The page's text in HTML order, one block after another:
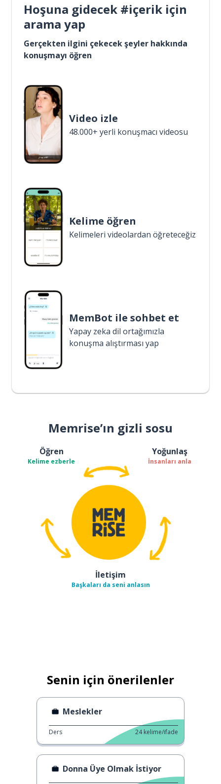
Hoşuna gidecek #içerik için
arama yap
Gerçekten ilgini çekecek şeyler hakkında
konuşmayı öğren
Video izle
48.000+ yerli konuşmacı videosu
Kelime öğren
Kelimeleri videolardan öğreteceğiz
MemBot ile sohbet et
Yapay zeka dil ortağımızla
konuşma alıştırması yap
Memrise’ın gizli sosu
Öğren
Kelime ezberle
Yoğunlaş
İnsanları anla
İletişim
Başkaları da seni anlasın
Senin için önerilenler
Meslekler
Ders 24 kelime/ifade
Donna Üye Olmak İstiyor